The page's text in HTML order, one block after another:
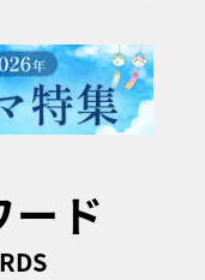
ード